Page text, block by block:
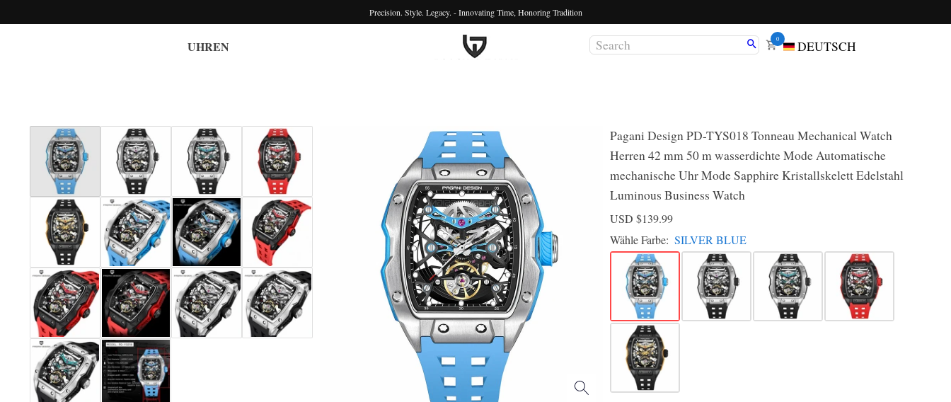
Precision. Style. Legacy. - Innovating Time, Honoring Tradition
UHREN 0 DEUTSCH
Pagani Design PD-TYS018 Tonneau Mechanical Watch
Herren 42 mm 50 m wasserdichte Mode Automatische
mechanische Uhr Mode Sapphire Kristallskelett Edelstahl
Luminous Business Watch
USD $139.99
Wähle Farbe: SILVER BLUE